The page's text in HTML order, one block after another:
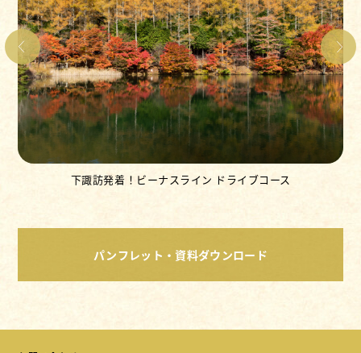
着！ビーナスライン ドライブコース
パンフレット・資料ダウンロード